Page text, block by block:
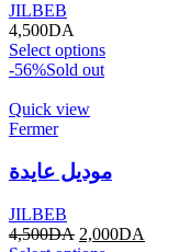
JILBEB
4,500DA
Select options
-56%Sold out
Quick view
Fermer
موديل عايدة
JILBEB
4,500DA 2,000DA